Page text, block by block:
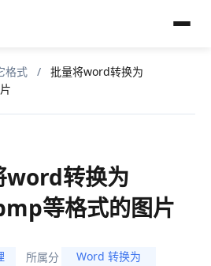
格式 /
批量将word转换为
word转换为
等格式的图片
所属分
Word 转换为